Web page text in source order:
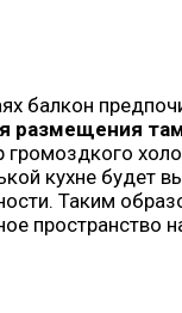
балкон
размещения
громоздкого
кухне будет
Таким
пространство